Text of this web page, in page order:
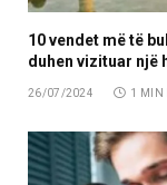
10 vendet më të
duhen vizituar një
26/07/2024 1 MIN